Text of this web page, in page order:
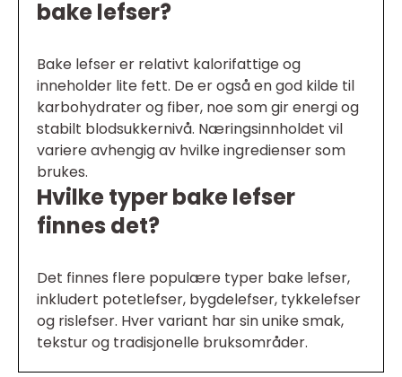
bake lefser?
Bake lefser er relativt kalorifattige og
inneholder lite fett. De er også en god kilde til
karbohydrater og fiber, noe som gir energi og
stabilt blodsukkernivå. Næringsinnholdet vil
variere avhengig av hvilke ingredienser som
brukes.
Hvilke typer bake lefser
finnes det?
Det finnes flere populære typer bake lefser,
inkludert potetlefser, bygdelefser, tykkelefser
og rislefser. Hver variant har sin unike smak,
tekstur og tradisjonelle bruksområder.